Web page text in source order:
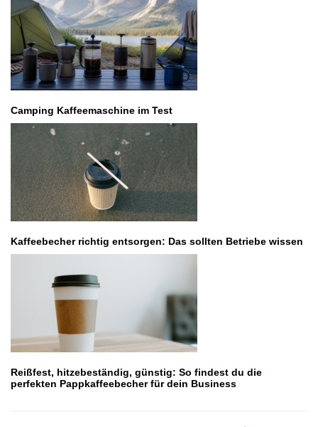
Camping Kaffeemaschine im Test
Kaffeebecher richtig entsorgen: Das sollten Betriebe wissen
Reißfest, hitzebeständig, günstig: So findest du die
perfekten Pappkaffeebecher für dein Business